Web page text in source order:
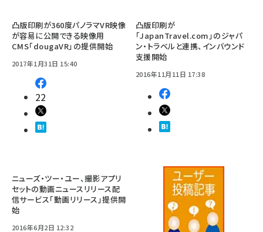
凸版印刷が360度パノラマVR映像
が容易に公開できる映像用
CMS「dougaVR」の提供開始
2017年1月31日 15:40
22
凸版印刷が
「JapanTravel.com」のジャパ
ン・トラベルと連携、インバウンド
支援開始
2016年11月11日 17:38
ニューズ・ツー・ユー、撮影アプリ
セットの動画ニュースリリース配
信サービス「動画リリース」提供開
始
2016年6月2日 12:32